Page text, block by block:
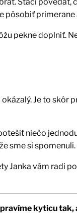
pôsobiť primerane
pekne doplniť.
Je to skôr
niečo
sme si spomenuli.
Janka vám radi
kyticu tak,